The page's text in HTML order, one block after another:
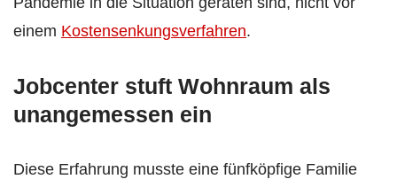
einem Kostensenkungsverfahren.
Jobcenter stuft Wohnraum als
unangemessen ein
Diese Erfahrung musste eine fünfköpfige Familie